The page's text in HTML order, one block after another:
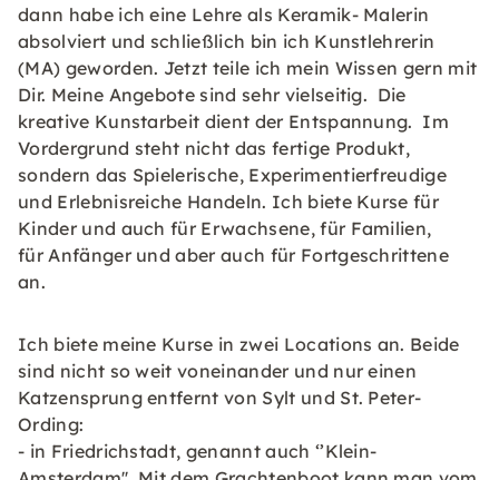
dann habe ich eine Lehre als Keramik- Malerin
absolviert und schließlich bin ich Kunstlehrerin
(MA) geworden. Jetzt teile ich mein Wissen gern mit
Dir. Meine Angebote sind sehr vielseitig. Die
kreative Kunstarbeit dient der Entspannung. Im
Vordergrund steht nicht das fertige Produkt,
sondern das Spielerische, Experimentierfreudige
und Erlebnisreiche Handeln. Ich biete Kurse für
Kinder und auch für Erwachsene, für Familien,
für Anfänger und aber auch für Fortgeschrittene
an.
Ich biete meine Kurse in zwei Locations an. Beide
sind nicht so weit voneinander und nur einen
Katzensprung entfernt von Sylt und St. Peter-
Ording:
- in Friedrichstadt, genannt auch ‘’Klein-